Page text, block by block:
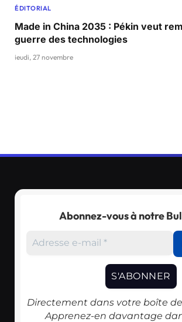
ÉDITORIAL
Made in China 2035 : Pékin veut
guerre des technologies
jeudi, 27 novembre
Abonnez-vous à notre
Directement dans votre boîte
Apprenez-en davantage